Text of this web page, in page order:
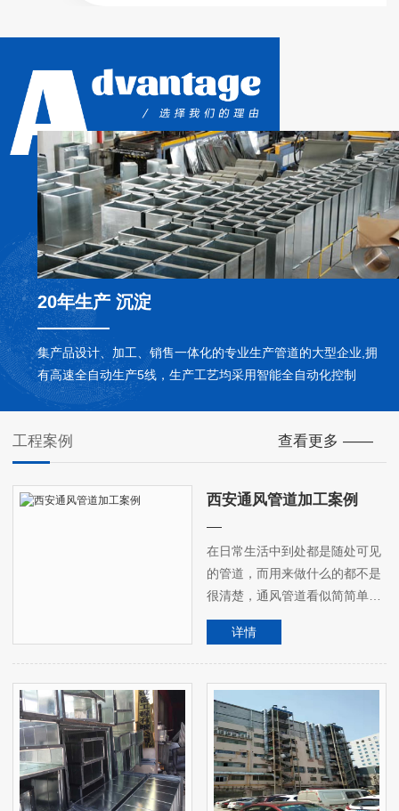
20年生产 沉淀
集产品设计、加工、销售一体化的专业生产管道的大型企业,拥
有高速全自动生产5线，生产工艺均采用智能全自动化控制
工程案例 查看更多 ——
西安通风管道加工案例
在日常生活中到处都是随处可见
的管道，而用来做什么的都不是
很清楚，通风管道看似简简单
单，实际每一个看起粗陋的管
道，都是由多个不同的功能组
成，能够实现建筑对通风及连带
的多项需求，使用起来才更为便
捷。众达通
详情